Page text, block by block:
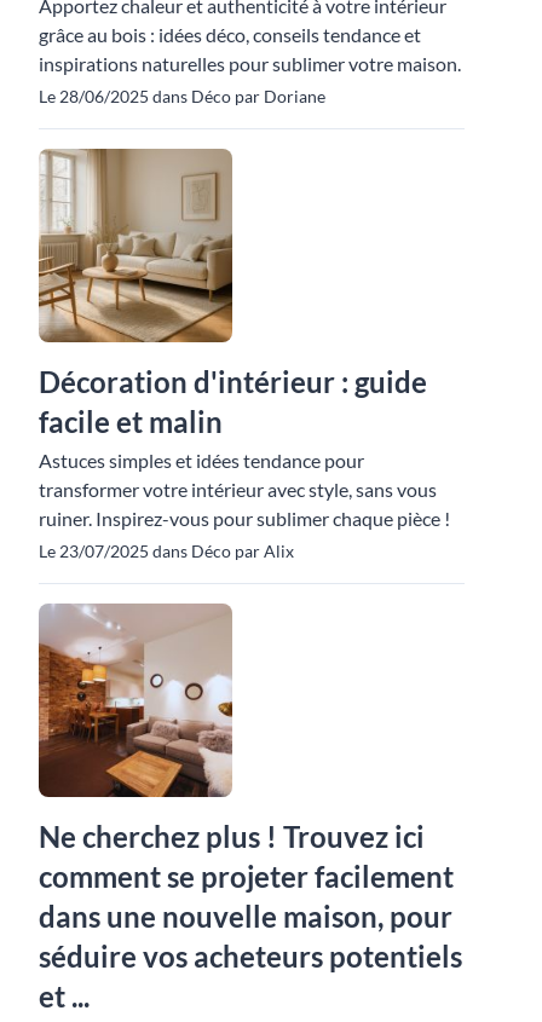
Apportez chaleur et authenticité à votre intérieur
grâce au bois : idées déco, conseils tendance et
inspirations naturelles pour sublimer votre maison.
Le 28/06/2025 dans Déco par Doriane
Décoration d'intérieur : guide
facile et malin
Astuces simples et idées tendance pour
transformer votre intérieur avec style, sans vous
ruiner. Inspirez-vous pour sublimer chaque pièce !
Le 23/07/2025 dans Déco par Alix
Ne cherchez plus ! Trouvez ici
comment se projeter facilement
dans une nouvelle maison, pour
séduire vos acheteurs potentiels
et ...